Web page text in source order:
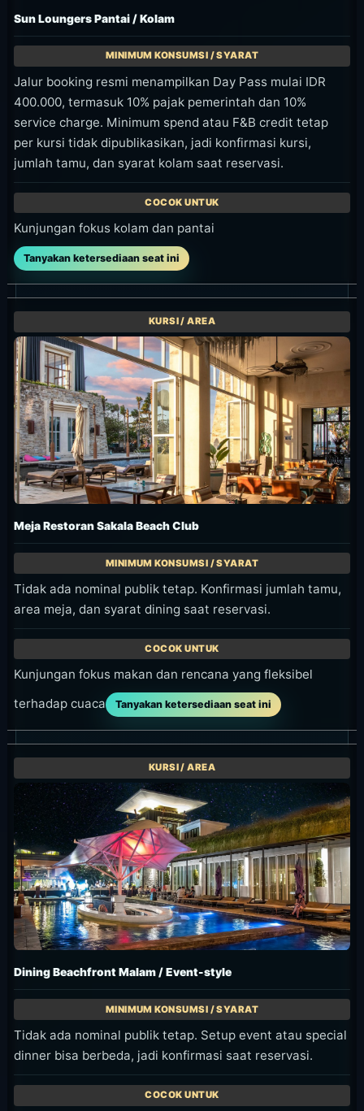
Sun Loungers Pantai / Kolam
Jalur booking resmi menampilkan Day Pass mulai IDR
400.000, termasuk 10% pajak pemerintah dan 10%
service charge. Minimum spend atau F&B credit tetap
per kursi tidak dipublikasikan, jadi konfirmasi kursi,
jumlah tamu, dan syarat kolam saat reservasi.
Kunjungan fokus kolam dan pantai
Tanyakan ketersediaan seat ini
Meja Restoran Sakala Beach Club
Tidak ada nominal publik tetap. Konfirmasi jumlah tamu,
area meja, dan syarat dining saat reservasi.
Kunjungan fokus makan dan rencana yang fleksibel
terhadap cuaca
Tanyakan ketersediaan seat ini
Dining Beachfront Malam / Event-style
Tidak ada nominal publik tetap. Setup event atau special
dinner bisa berbeda, jadi konfirmasi saat reservasi.